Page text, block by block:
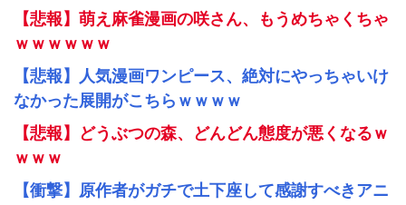
【悲報】萌え麻雀漫画の咲さん、もうめちゃくちゃ
ｗｗｗｗｗｗ
【悲報】人気漫画ワンピース、絶対にやっちゃいけ
なかった展開がこちらｗｗｗｗ
【悲報】どうぶつの森、どんどん態度が悪くなるｗ
ｗｗｗ
【衝撃】原作者がガチで土下座して感謝すべきアニ